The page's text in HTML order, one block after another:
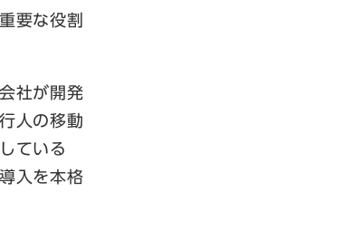
要な役割
社が開発
人の移動
ている
入を本格